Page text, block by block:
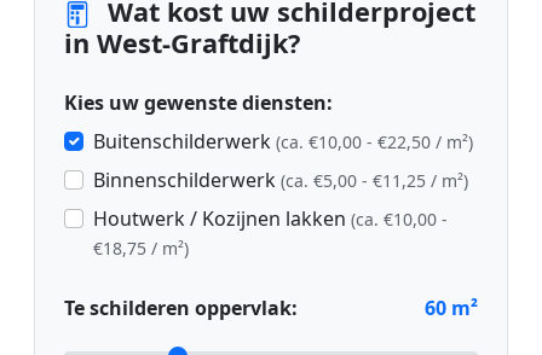
Wat kost uw schilderproject
in West-Graftdijk?
Kies uw gewenste diensten:
Buitenschilderwerk (ca. €10,00 - €22,50 / m²)
Binnenschilderwerk (ca. €5,00 - €11,25 / m²)
Houtwerk / Kozijnen lakken (ca. €10,00 -
€18,75 / m²)
Te schilderen oppervlak: 60 m²